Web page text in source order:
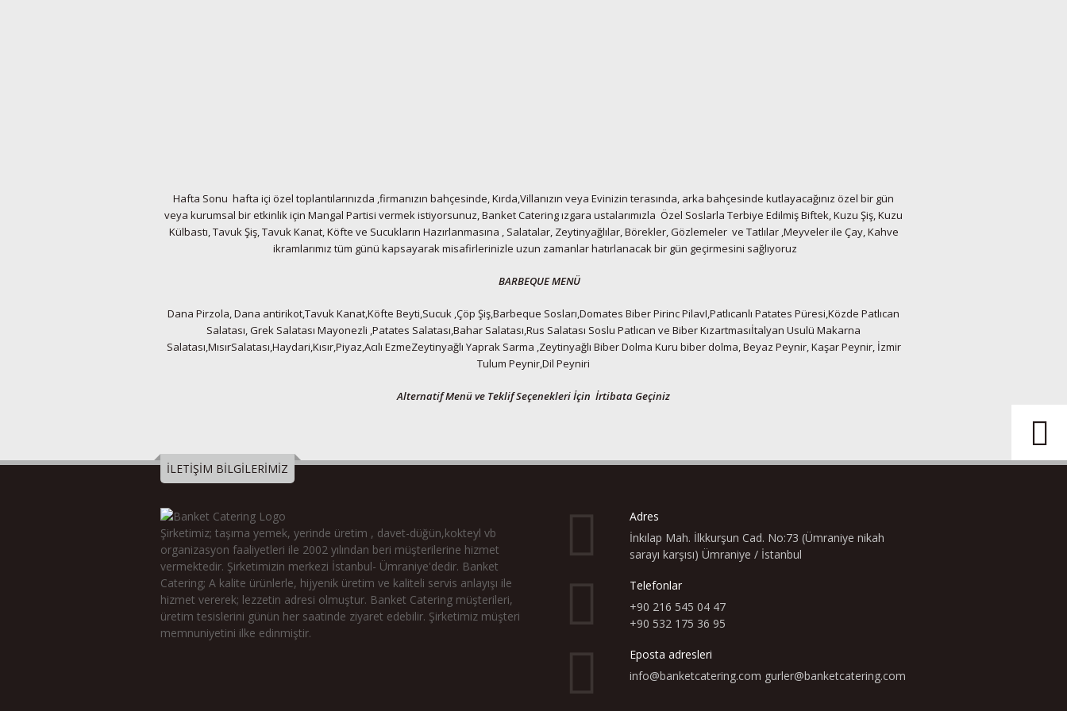
Hafta Sonu hafta içi özel toplantılarınızda ,firmanızın bahçesinde, Kırda,Villanızın veya Evinizin terasında, arka bahçesinde kutlayacağınız özel bir gün
veya kurumsal bir etkinlik için Mangal Partisi vermek istiyorsunuz, Banket Catering ızgara ustalarımızla Özel Soslarla Terbiye Edilmiş Biftek, Kuzu Şiş, Kuzu
Külbastı, Tavuk Şiş, Tavuk Kanat, Köfte ve Sucukların Hazırlanmasına , Salatalar, Zeytinyağlılar, Börekler, Gözlemeler ve Tatlılar ,Meyveler ile Çay, Kahve
ikramlarımız tüm günü kapsayarak misafirlerinizle uzun zamanlar hatırlanacak bir gün geçirmesini sağlıyoruz
BARBEQUE MENÜ
Dana Pirzola, Dana antirikot,Tavuk Kanat,Köfte Beyti,Sucuk ,Çöp Şiş,Barbeque Sosları,Domates Biber Pirinc PilavI,Patlıcanlı Patates Püresi,Közde Patlıcan
Salatası, Grek Salatası Mayonezli ,Patates Salatası,Bahar Salatası,Rus Salatası Soslu Patlıcan ve Biber Kızartmasıİtalyan Usulü Makarna
Salatası,MısırSalatası,Haydari,Kısır,Piyaz,Acılı EzmeZeytinyağlı Yaprak Sarma ,Zeytinyağlı Biber Dolma Kuru biber dolma, Beyaz Peynir, Kaşar Peynir, İzmir
Tulum Peynir,Dil Peyniri
Alternatif Menü ve Teklif Seçenekleri İçin İrtibata Geçiniz
İLETİŞİM BİLGİLERİMİZ
Şirketimiz; taşıma yemek, yerinde üretim , davet-düğün,kokteyl vb
organizasyon faaliyetleri ile 2002 yılından beri müşterilerine hizmet
vermektedir. Şirketimizin merkezi İstanbul- Ümraniye'dedir. Banket
Catering; A kalite ürünlerle, hijyenik üretim ve kaliteli servis anlayışı ile
hizmet vererek; lezzetin adresi olmuştur. Banket Catering müşterileri,
üretim tesislerini günün her saatinde ziyaret edebilir. Şirketimiz müşteri
memnuniyetini ilke edinmiştir.
Adres
İnkılap Mah. İlkkurşun Cad. No:73 (Ümraniye nikah
sarayı karşısı) Ümraniye / İstanbul
Telefonlar
+90 216 545 04 47
+90 532 175 36 95
Eposta adresleri
info@banketcatering.com gurler@banketcatering.com